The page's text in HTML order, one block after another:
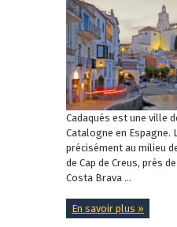
Cadaqués est une ville
Catalogne en Espagne.
précisément au milieu
de Cap de Creus, près
Costa Brava ...
En savoir plus »